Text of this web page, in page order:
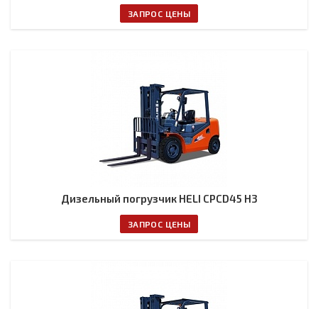
ЗАПРОС ЦЕНЫ
Дизельный погрузчик HELI CPCD45 H3
ЗАПРОС ЦЕНЫ